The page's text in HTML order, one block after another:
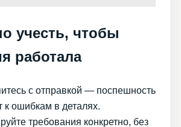
учесть, чтобы
работала
с отправкой — поспешность
к ошибкам в деталях.
требования конкретно, без